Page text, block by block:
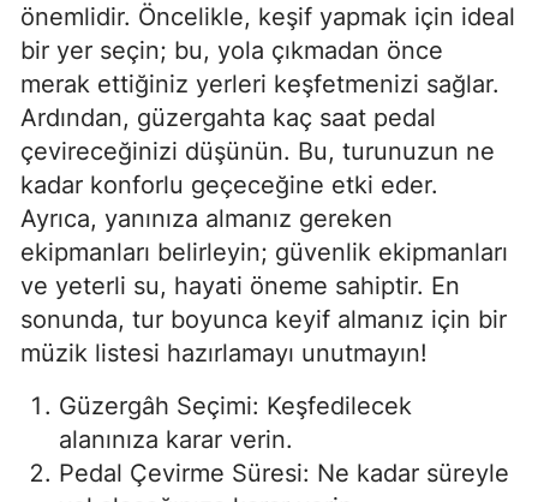
İstanbul
İzmir
Kars
Kastamonu
Kayseri
Kırklareli
Kırşehir
Kocaeli
Konya
Kütahya
önemlidir. Öncelikle, keşif yapmak için ideal
bir yer seçin; bu, yola çıkmadan önce
merak ettiğiniz yerleri keşfetmenizi sağlar.
Ardından, güzergahta kaç saat pedal
çevireceğinizi düşünün. Bu, turunuzun ne
kadar konforlu geçeceğine etki eder.
Ayrıca, yanınıza almanız gereken
ekipmanları belirleyin; güvenlik ekipmanları
ve yeterli su, hayati öneme sahiptir. En
sonunda, tur boyunca keyif almanız için bir
müzik listesi hazırlamayı unutmayın!
Güzergâh Seçimi: Keşfedilecek
alanınıza karar verin.
Pedal Çevirme Süresi: Ne kadar süreyle